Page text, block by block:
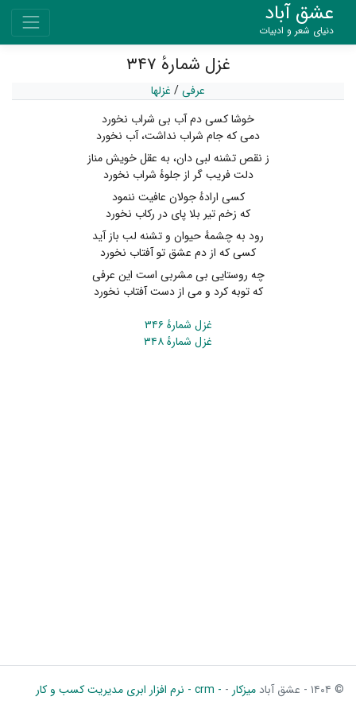
عشق آباد
دنیای شعر و ادبیات
غزل شمارهٔ ۳۴۷
عرفی/ غزلها
خوشا کسی دم آب بی شراب نخورد
دمی که جام شراب نداشت، آب نخورد
ز نقص تشنه لبی دان، به عقل خویش مناز
دلت فریب گر از جلوهٔ شراب نخورد
کسی ارادهٔ جولان عافیت ننمود
که زخم تیر بلا پای در رکاب نخورد
رود به چشمهٔ حیوان و تشنه لب باز آید
کسی که از دم عشق تو آفتاب نخورد
چه روستایی بی مشربی است این عرفی
که توبه کرد و می از دست آفتاب نخورد
غزل شمارهٔ ۳۴۶
غزل شمارهٔ ۳۴۸
© ۱۴۰۴ - عشق آباد میزکار - - crm - نرم افزار ابری مدیریت کسب و کار